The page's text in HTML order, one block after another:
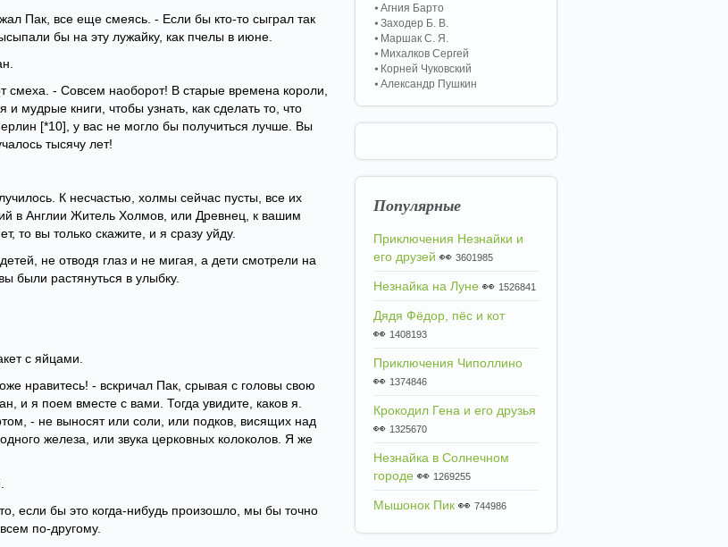
Пак, все еще смеясь. - Если бы кто-то сыграл так
бы на эту лужайку, как пчелы в июне.
смеха. - Совсем наоборот! В старые времена короли,
мудрые книги, чтобы узнать, как сделать то, что
[*10], у вас не могло бы получиться лучше. Вы
тысячу лет!
К несчастью, холмы сейчас пусты, все их
в Англии Житель Холмов, или Древнец, к вашим
то вы только скажите, и я сразу уйду.
не отводя глаз и не мигая, а дети смотрели на
были растянуться в улыбку.
с яйцами.
нравитесь! - вскричал Пак, срывая с головы свою
и я поем вместе с вами. Тогда увидите, каков я.
- не выносят или соли, или подков, висящих над
железа, или звука церковных колоколов. Я же
если бы это когда-нибудь произошло, мы бы точно
по-другому.
Агния Барто
Заходер Б. В.
Маршак С. Я.
Михалков Сергей
Корней Чуковский
Александр Пушкин
Популярные
Приключения Незнайки и
его друзей 👀 3601985
Незнайка на Луне 👀 1526841
Дядя Фёдор, пёс и кот
👀 1408193
Приключения Чиполлино
👀 1374846
Крокодил Гена и его друзья
👀 1325670
Незнайка в Солнечном
городе 👀 1269255
Мышонок Пик 👀 744986